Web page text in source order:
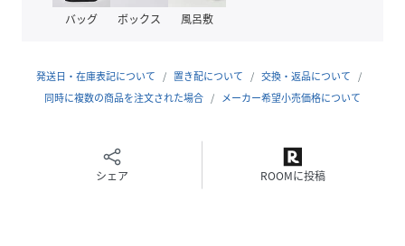
らしや家族や友人との時間を大切にする習慣など、SKAGEN
<ご確認ください>
す。あらかじめご了承ください。
※ご利用のモニター環境や照明の影響により、実際の商品と
バッグ ボックス 風呂敷
発送日・在庫表記について 置き配について
交換・返品について
同時に複数の商品を注文された場合
メーカー希望小売価格について
シェア ROOMに投稿